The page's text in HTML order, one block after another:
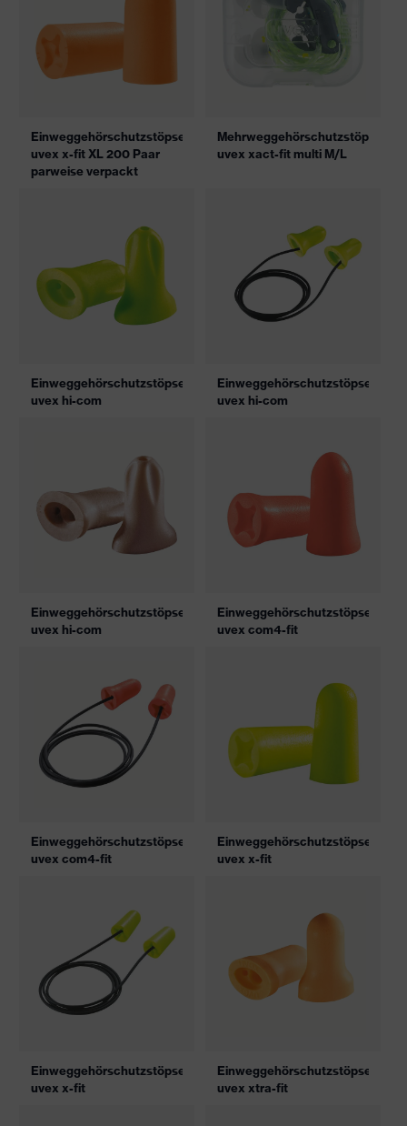
Einweggehörschutzstöpsel
uvex x-fit XL 200 Paar
parweise verpackt
Mehrweggehörschutzstöpsel
uvex xact-fit multi M/L
Einweggehörschutzstöpsel
uvex hi-com
Einweggehörschutzstöpsel
uvex hi-com
Einweggehörschutzstöpsel
uvex hi-com
Einweggehörschutzstöpsel
uvex com4-fit
Einweggehörschutzstöpsel
uvex com4-fit
Einweggehörschutzstöpsel
uvex x-fit
Einweggehörschutzstöpsel
uvex x-fit
Einweggehörschutzstöpsel
uvex xtra-fit